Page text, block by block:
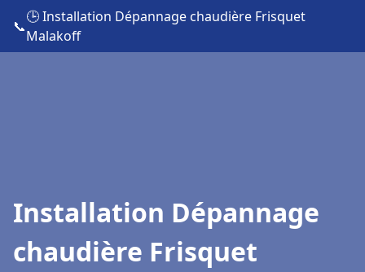
📞
🕒 Installation Dépannage chaudière Frisquet
Malakoff
Installation Dépannage
chaudière Frisquet